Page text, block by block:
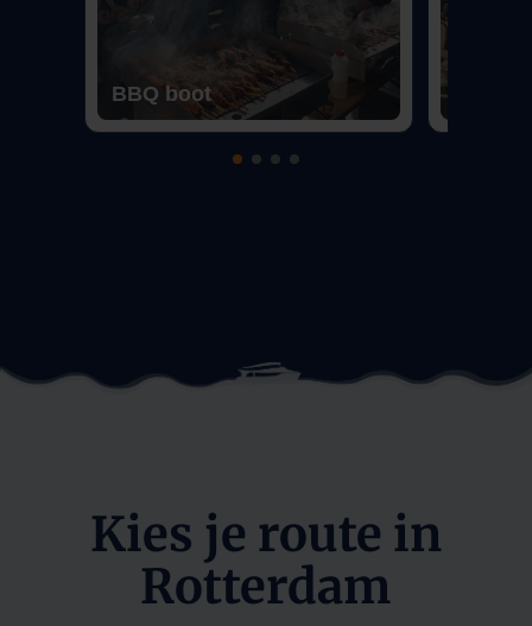
BBQ boot
Kies je route in
Rotterdam